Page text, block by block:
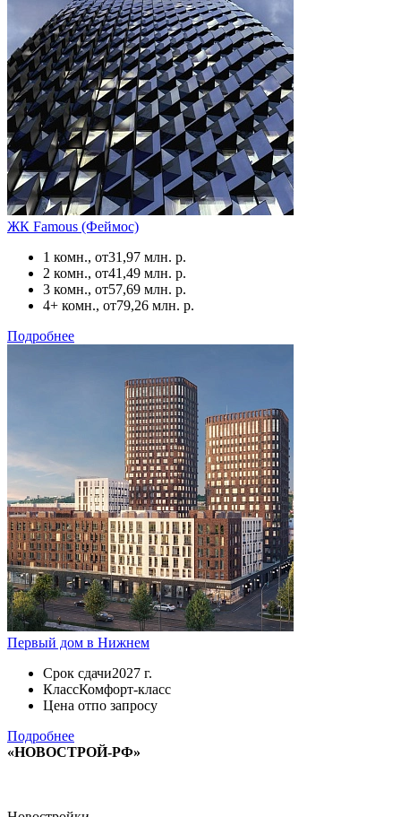
ЖК Famous (Феймос)
1 комн., от31,97 млн. р.
2 комн., от41,49 млн. р.
3 комн., от57,69 млн. р.
4+ комн., от79,26 млн. р.
Подробнее
Первый дом в Нижнем
Срок сдачи2027 г.
КлассКомфорт-класс
Цена отпо запросу
Подробнее
«НОВОСТРОЙ-РФ»